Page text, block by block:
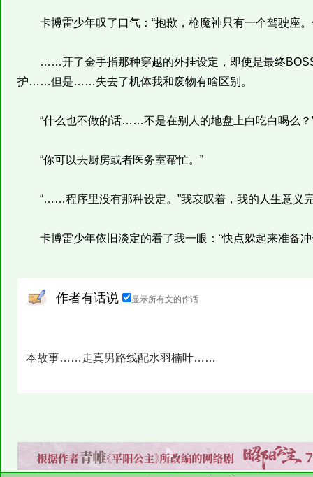
卡博雷少年叹了口气：“抱歉，枪魔神只有一个驾驶座。
……开了金手指那种穿越的外挂设定，即使是最终BOSS
护……但是……失去了机体我和废物有啥区别。
“什么也不做的话……不是在别人的地盘上白吃白喝么？
“你可以去厨房或者医务室帮忙。”
“……程序里没有那种设定。”我哀叹着，我的人生意义
卡博雷少年依旧淡定的看了我一眼：“快点躲起来准备冲
作者有话说 显示所有文的作话
本故事……走真男路线配水羽楠叶……